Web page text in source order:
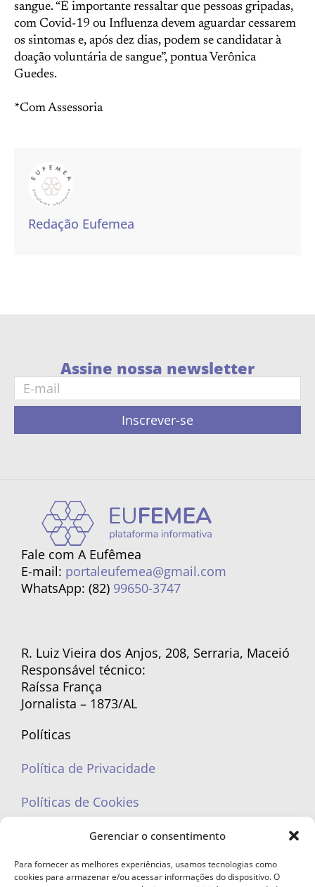
Gerenciar o consentimento
Para fornecer as melhores experiências, usamos tecnologias como
cookies para armazenar e/ou acessar informações do dispositivo. O
sangue. “É importante ressaltar que pessoas gripadas,
com Covid-19 ou Influenza devem aguardar cessarem
os sintomas e, após dez dias, podem se candidatar à
doação voluntária de sangue”, pontua Verônica
Guedes.
*Com Assessoria
Redação Eufemea
Assine nossa newsletter
Inscrever-se
Fale com A Eufêmea
E-mail: portaleufemea@gmail.com
WhatsApp: (82) 99650-3747
R. Luiz Vieira dos Anjos, 208, Serraria, Maceió
Responsável técnico:
Raíssa França
Jornalista – 1873/AL
Políticas
Política de Privacidade
Políticas de Cookies
portaleufemea@gmail.com